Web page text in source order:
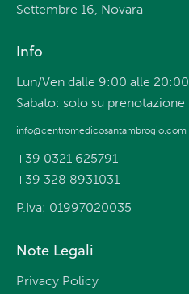
Settembre 16, Novara
Info
Lun/Ven dalle 9:00 alle 20:00
Sabato: solo su prenotazione
info@centromedicosantambrogio.com
+39 0321 625791
+39 328 8931031
P.Iva: 01997020035
Note Legali
Privacy Policy